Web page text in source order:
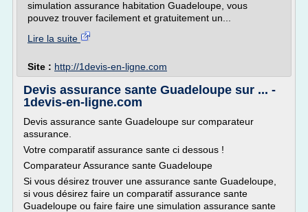
simulation assurance habitation Guadeloupe, vous
pouvez trouver facilement et gratuitement un...
Lire la suite
Site : http://1devis-en-ligne.com
Devis assurance sante Guadeloupe sur ... -
1devis-en-ligne.com
Devis assurance sante Guadeloupe sur comparateur
assurance.
Votre comparatif assurance sante ci dessous !
Comparateur Assurance sante Guadeloupe
Si vous désirez trouver une assurance sante Guadeloupe,
si vous désirez faire un comparatif assurance sante
Guadeloupe ou faire faire une simulation assurance sante